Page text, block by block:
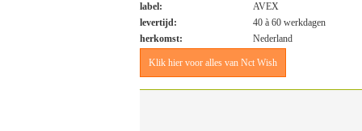
label:
AVEX
levertijd:
40 à 60 werkdagen
herkomst:
Nederland
Klik hier voor alles van Nct Wish